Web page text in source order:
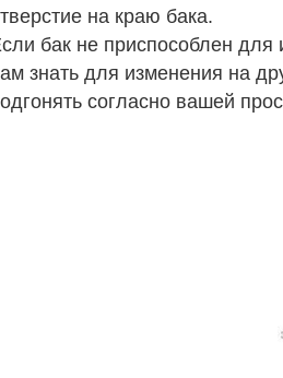
на краю бака.
бак не приспособлен для
знать для изменения на
согласно вашей